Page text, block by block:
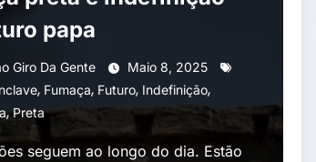
papa
Giro Da Gente
Maio 8, 2025
, Fumaça, Futuro, Indefinição,
,Preta
seguem ao longo do dia. Estão